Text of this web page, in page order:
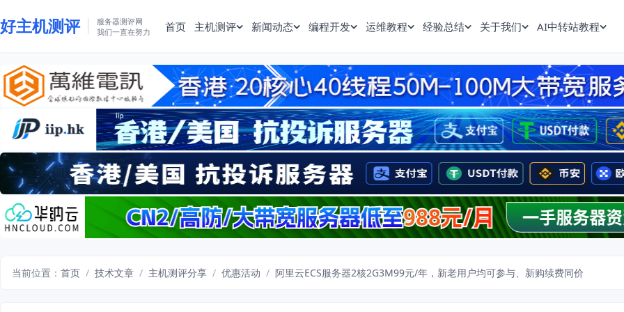
好主机测评
服务器测评网
我们一直在努力
首页 主机测评 新闻动态 编程开发 运维教程 经验总结 关于我们 AI中转站教程
当前位置： 首页 / 技术文章 / 主机测评分享 / 优惠活动 / 阿里云ECS服务器2核2G3M99元/年，新老用户均可参与、新购续费同价